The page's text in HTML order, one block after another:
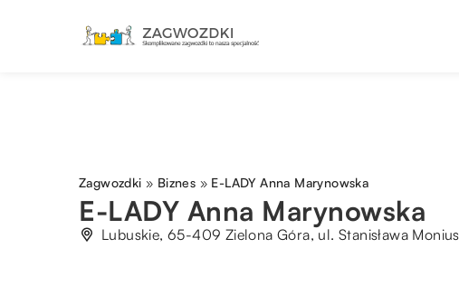
Zagwozdki » Biznes » E-LADY Anna Marynowska
E-LADY Anna Marynowska
Lubuskie, 65-409 Zielona Góra, ul. Stanisława